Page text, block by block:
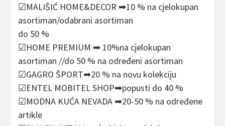
☑MALIŠIĆ HOME&DECOR ➡10 % na cjelokupan
asortiman/odabrani asortiman
do 50 %
☑HOME PREMIUM ➡ 10%na cjelokupan
asortiman //do 50 % na određeni asortiman
☑GAGRO ŠPORT➡20 % na novu kolekciju
☑ENTEL MOBITEL SHOP➡popusti do 40 %
☑MODNA KUĆA NEVADA ➡20-50 % na određene
artikle